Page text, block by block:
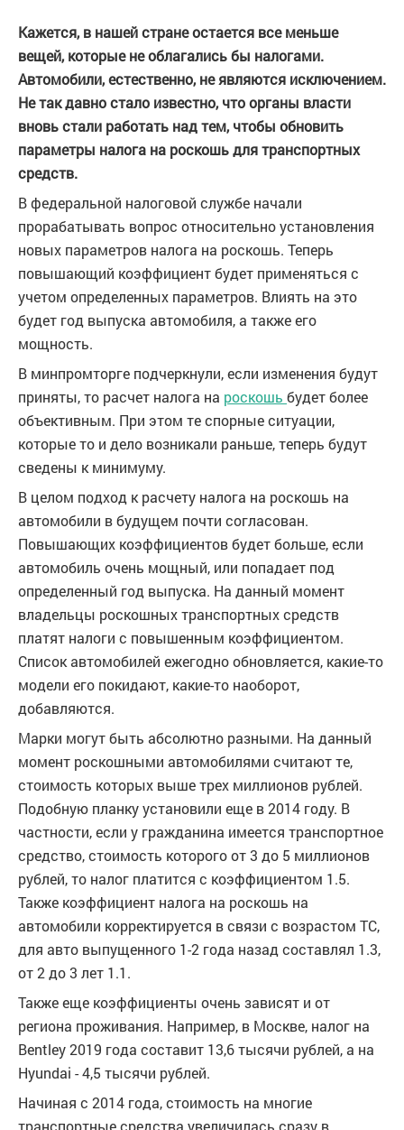
Кажется, в нашей стране остается все меньше
вещей, которые не облагались бы налогами.
Автомобили, естественно, не являются исключением.
Не так давно стало известно, что органы власти
вновь стали работать над тем, чтобы обновить
параметры налога на роскошь для транспортных
средств.
В федеральной налоговой службе начали
прорабатывать вопрос относительно установления
новых параметров налога на роскошь. Теперь
повышающий коэффициент будет применяться с
учетом определенных параметров. Влиять на это
будет год выпуска автомобиля, а также его
мощность.
В минпромторге подчеркнули, если изменения будут
приняты, то расчет налога на роскошь будет более
объективным. При этом те спорные ситуации,
которые то и дело возникали раньше, теперь будут
сведены к минимуму.
В целом подход к расчету налога на роскошь на
автомобили в будущем почти согласован.
Повышающих коэффициентов будет больше, если
автомобиль очень мощный, или попадает под
определенный год выпуска. На данный момент
владельцы роскошных транспортных средств
платят налоги с повышенным коэффициентом.
Список автомобилей ежегодно обновляется, какие-то
модели его покидают, какие-то наоборот,
добавляются.
Марки могут быть абсолютно разными. На данный
момент роскошными автомобилями считают те,
стоимость которых выше трех миллионов рублей.
Подобную планку установили еще в 2014 году. В
частности, если у гражданина имеется транспортное
средство, стоимость которого от 3 до 5 миллионов
рублей, то налог платится с коэффициентом 1.5.
Также коэффициент налога на роскошь на
автомобили корректируется в связи с возрастом ТС,
для авто выпущенного 1-2 года назад составлял 1.3,
от 2 до 3 лет 1.1.
Также еще коэффициенты очень зависят и от
региона проживания. Например, в Москве, налог на
Bentley 2019 года составит 13,6 тысячи рублей, а на
Hyundai - 4,5 тысячи рублей.
Начиная с 2014 года, стоимость на многие